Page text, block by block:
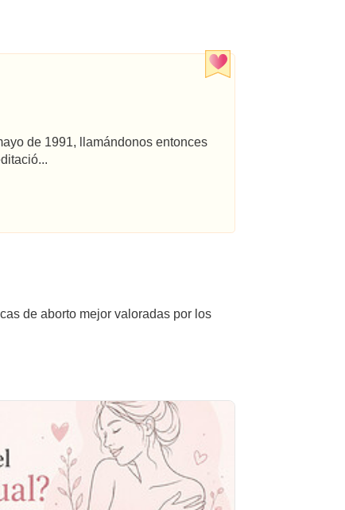
de 1991, llamándonos entonces
de aborto mejor valoradas por los